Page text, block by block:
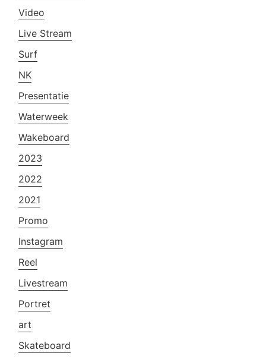
Video
Live Stream
Surf
NK
Presentatie
Waterweek
Wakeboard
2023
2022
2021
Promo
Instagram
Reel
Livestream
Portret
art
Skateboard